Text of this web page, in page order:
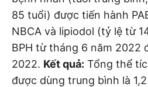
85 tuổi) được tiến hành
NBCA và lipiodol (tỷ lệ từ
BPH từ tháng 6 năm 2022
2022. Kết quả: Tổng thể
được dùng trung bình là